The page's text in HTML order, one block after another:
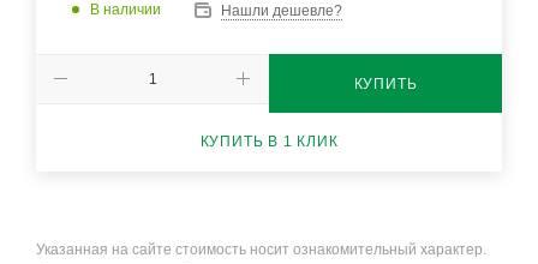
В наличии Нашли дешевле?
КУПИТЬ
КУПИТЬ В 1 КЛИК
Указанная на сайте стоимость носит ознакомительный характер.